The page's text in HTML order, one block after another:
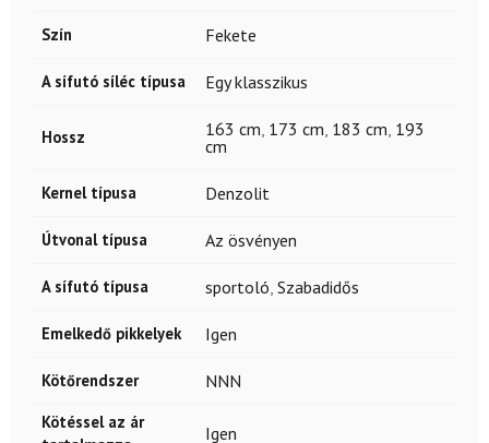
Szín Fekete
A sífutó síléc típusa Egy klasszikus
Hossz 163 cm 173 cm 183 cm 193
cm
Kernel típusa Denzolit
Útvonal típusa Az ösvényen
A sífutó típusa sportoló Szabadidős
Emelkedő pikkelyek Igen
Kötőrendszer NNN
Kötéssel az ár
Igen